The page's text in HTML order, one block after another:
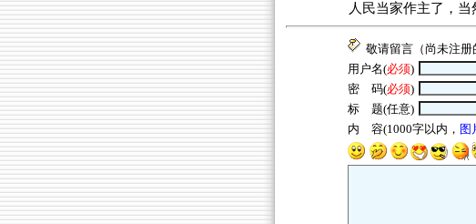
人民当家作主了，当然
敬请留言（尚未注册
用户名(必须)
密 码(必须)
标 题(任意)
内 容(1000字以内， 图